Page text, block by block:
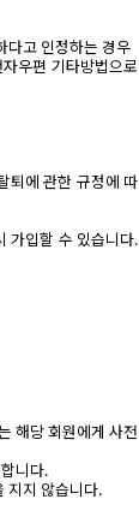
다고 인정하는 경우
우편 기타방법으로
퇴에 관한 규정에 따
가입할 수 있습니다.
해당 회원에게 사전
니다.
지지 않습니다.